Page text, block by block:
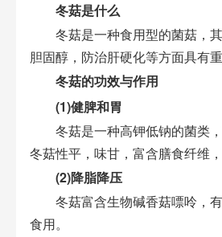
冬菇是什么
冬菇是一种食用型的菌菇，其
胆固醇，防治肝硬化等方面具有
冬菇的功效与作用
(1)健脾和胃
冬菇是一种高钾低钠的菌类，
冬菇性平，味甘，富含膳食纤维
(2)降脂降压
冬菇富含生物碱香菇嘌呤，有
食用。